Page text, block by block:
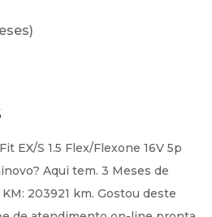
EX/S 1.5 Flex/Flexone 16V 5p
Aqui tem. 3 Meses de
203921 km. Gostou deste